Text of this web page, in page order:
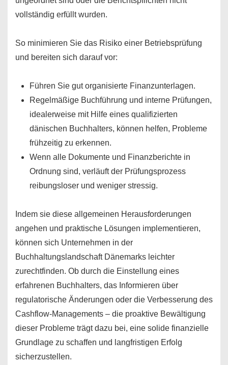
vollständig erfüllt wurden.
So minimieren Sie das Risiko einer Betriebsprüfung
und bereiten sich darauf vor:
Führen Sie gut organisierte Finanzunterlagen.
Regelmäßige Buchführung und interne Prüfungen,
idealerweise mit Hilfe eines qualifizierten
dänischen Buchhalters, können helfen, Probleme
frühzeitig zu erkennen.
Wenn alle Dokumente und Finanzberichte in
Ordnung sind, verläuft der Prüfungsprozess
reibungsloser und weniger stressig.
Indem sie diese allgemeinen Herausforderungen
angehen und praktische Lösungen implementieren,
können sich Unternehmen in der
Buchhaltungslandschaft Dänemarks leichter
zurechtfinden. Ob durch die Einstellung eines
erfahrenen Buchhalters, das Informieren über
regulatorische Änderungen oder die Verbesserung des
Cashflow-Managements – die proaktive Bewältigung
dieser Probleme trägt dazu bei, eine solide finanzielle
Grundlage zu schaffen und langfristigen Erfolg
sicherzustellen.